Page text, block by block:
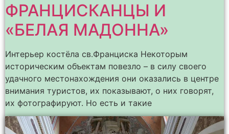
ФРАНЦИСКАНЦЫ И
«БЕЛАЯ МАДОННА»
Интерьер костёла св.Франциска Некоторым
историческим объектам повезло – в силу своего
удачного местонахождения они оказались в центре
внимания туристов, их показывают, о них говорят,
их фотографируют. Но есть и такие